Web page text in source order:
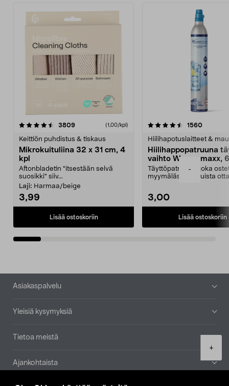
-
+
3809arvostelut (1,00/kpl)
Keittiön puhdistus & tiskaus
Mikrokuituliina 32 x 31 cm, 4
kpl
Aftonbladetin "itsestään selvä
suosikki" siiv...
Laji: Harmaa/beige
3,99
Lisää ostoskoriin
4.5viidestä
1560
Hiilihapotuslaitteet &
Hiilihappopatruuna
vaihto Wassermaxx,
Täyttöpatruuna, joka
myymälästä – muista
3,00
Lisää ostoskoriin
4.5viidestä
Alatunniste
Asiakaspalvelu
Yleisiä kysymyksiä
Tietoa meistä
Ajankohtaista